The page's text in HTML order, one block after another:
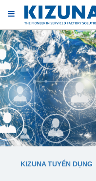
KIZUNA TUYỂN DỤNG